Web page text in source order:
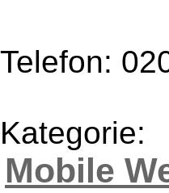
Telefon:
Kategorie:
Mobile